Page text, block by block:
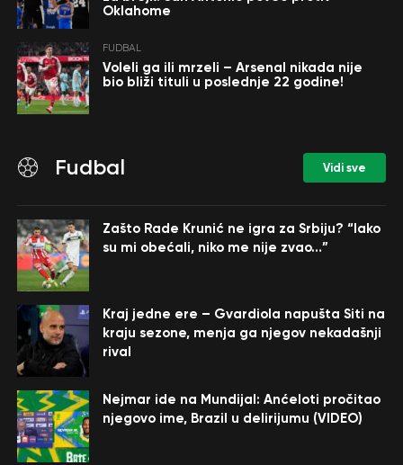
Oklahome
FUDBAL
Voleli ga ili mrzeli – Arsenal nikada nije
bio bliži tituli u poslednje 22 godine!
Fudbal Vidi sve
Zašto Rade Krunić ne igra za Srbiju? “Iako
su mi obećali, niko me nije zvao…”
Kraj jedne ere – Gvardiola napušta Siti na
kraju sezone, menja ga njegov nekadašnji
rival
Nejmar ide na Mundijal: Anćeloti pročitao
njegovo ime, Brazil u delirijumu (VIDEO)